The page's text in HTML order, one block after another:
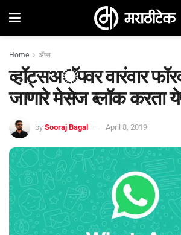
Home ॲप्स
व्हॉट्सअॅपवर वारंवार
जाणारे मेसेज ब्लॉक करता
by Sooraj Bagal April 8, 2019